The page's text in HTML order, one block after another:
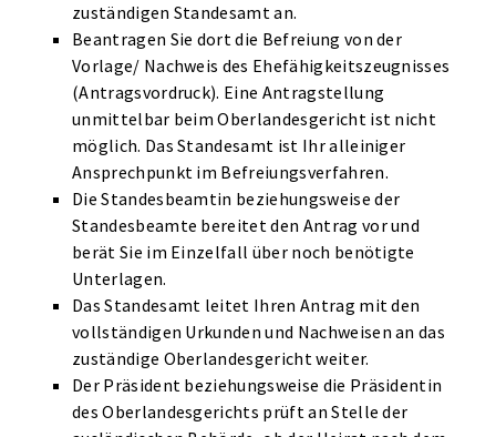
zuständigen Standesamt an.
Beantragen Sie dort die Befreiung von der
Vorlage/ Nachweis des Ehefähigkeitszeugnisses
(Antragsvordruck). Eine Antragstellung
unmittelbar beim Oberlandesgericht ist nicht
möglich. Das Standesamt ist Ihr alleiniger
Ansprechpunkt im Befreiungsverfahren.
Die Standesbeamtin beziehungsweise der
Standesbeamte bereitet den Antrag vor und
berät Sie im Einzelfall über noch benötigte
Unterlagen.
Das Standesamt leitet Ihren Antrag mit den
vollständigen Urkunden und Nachweisen an das
zuständige Oberlandesgericht weiter.
Der Präsident beziehungsweise die Präsidentin
des Oberlandesgerichts prüft an Stelle der